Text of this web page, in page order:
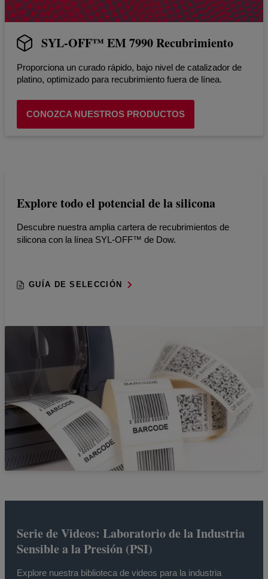
SYL-OFF™ EM 7990 Recubrimiento
Proporciona un curado rápido, bajo nivel de catalizador de
platino, optimizado para recubrimiento fuera de línea.
CONOZCA NUESTROS PRODUCTOS
Explore todo el potencial de la silicona
Descubre nuestra amplia cartera de recubrimientos de
silicona con la línea SYL-OFF™ de Dow.
GUÍA DE SELECCIÓN
Serie de Videos: Laboratorio de la Industria
Sensible a la Presión (PSI)
Explore nuestra biblioteca de videos para la industria